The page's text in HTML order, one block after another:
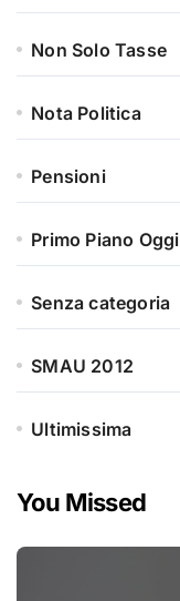
Non Solo Tasse
Nota Politica
Pensioni
Primo Piano Oggi
Senza categoria
SMAU 2012
Ultimissima
You Missed